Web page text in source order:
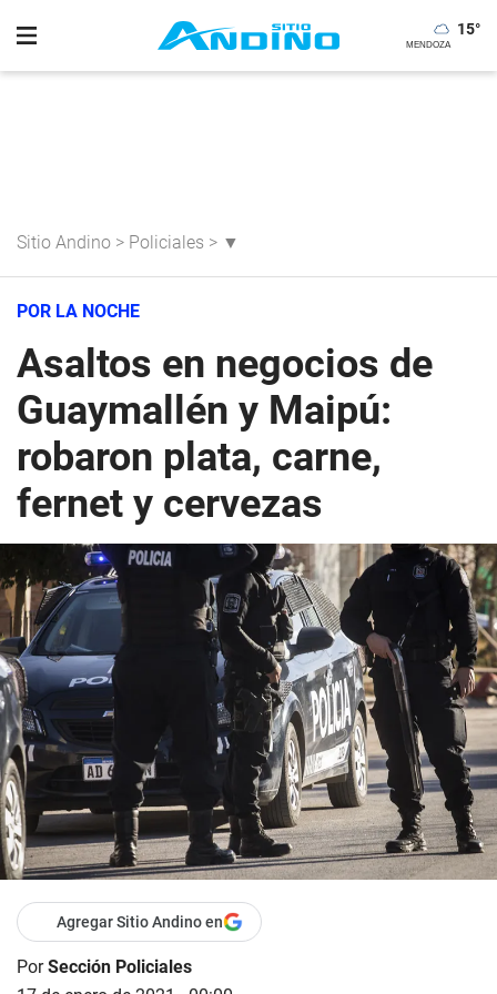
15°
Sitio Andino > Policiales > ▼
POR LA NOCHE
Asaltos en negocios de
Guaymallén y Maipú:
robaron plata, carne,
fernet y cervezas
Agregar Sitio Andino en
PorSección Policiales